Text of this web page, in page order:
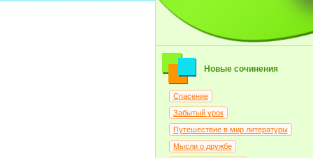
Новые сочинения
Спасение
Забытый урок
Путешествие в мир литературы
Мысли о дружбе